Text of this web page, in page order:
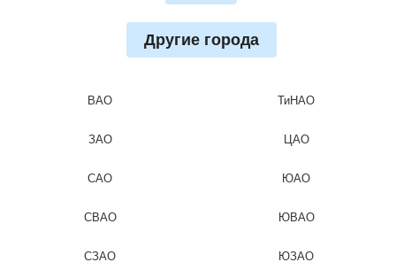
Другие города
ВАО
ЗАО
САО
СВАО
СЗАО
ТиНАО
ЦАО
ЮАО
ЮВАО
ЮЗАО